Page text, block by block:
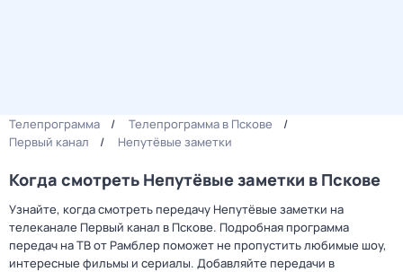
Телепрограмма
Телепрограмма в Пскове
Первый канал
Непутёвые заметки
Когда смотреть Непутёвые заметки в Пскове
Узнайте, когда смотреть передачу Непутёвые заметки на
телеканале Первый канал в Пскове. Подробная программа
передач на ТВ от Рамблер поможет не пропустить любимые шоу,
интересные фильмы и сериалы. Добавляйте передачи в